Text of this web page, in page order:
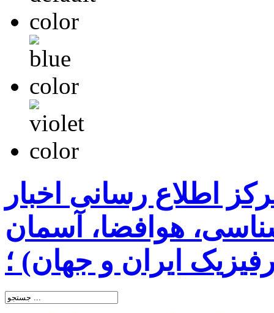
اطلاع رسانی اخبار
هوافضا، آسمان
ایران و جهان) ؛